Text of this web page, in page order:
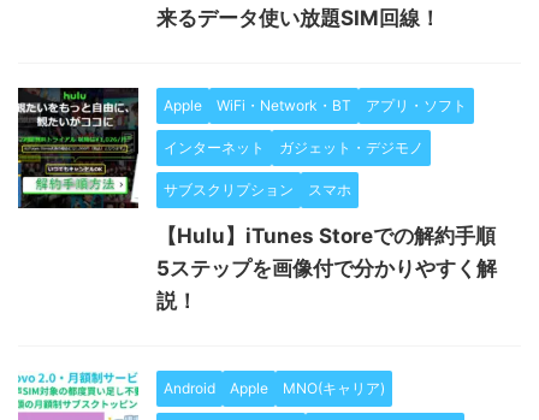
来るデータ使い放題SIM回線！
Apple WiFi・Network・BT アプリ・ソフト
インターネット ガジェット・デジモノ
サブスクリプション スマホ
【Hulu】iTunes Storeでの解約手順
5ステップを画像付で分かりやすく解
説！
Android Apple MNO(キャリア)